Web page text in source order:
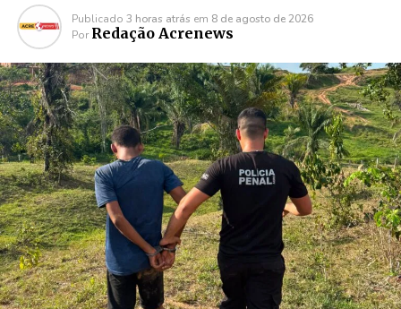
Publicado 3 horas atrás em 8 de agosto de 2026
Por Redação Acrenews